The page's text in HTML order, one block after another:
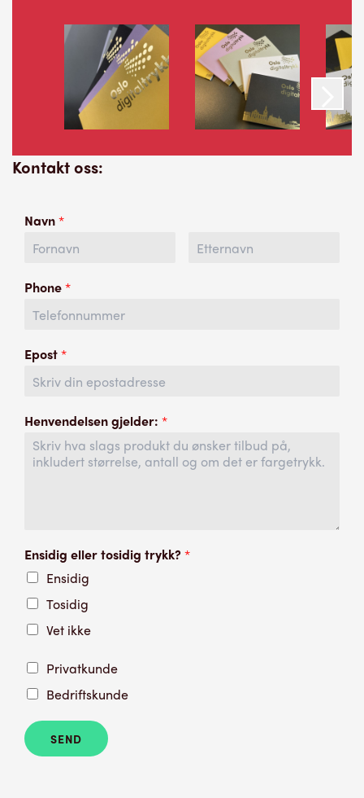
Kontakt oss:
Navn*
Phone*
Epost*
Henvendelsen gjelder: *
Ensidig eller tosidig trykk? *
Ensidig
Tosidig
Vet ikke
Privatkunde
Bedriftskunde
SEND